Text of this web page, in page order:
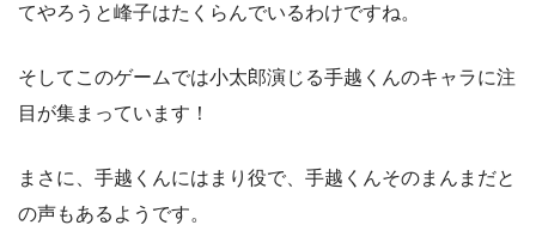
てやろうと峰子はたくらんでいるわけですね。
そしてこのゲームでは小太郎演じる手越くんのキャラに注
目が集まっています！
まさに、手越くんにはまり役で、手越くんそのまんまだと
の声もあるようです。